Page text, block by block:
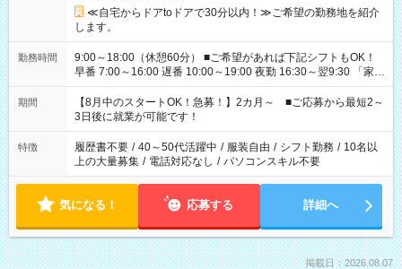
≪自宅からドアtoドアで30分以内！≫ご希望の勤務地を紹介
します。
勤務時間
9:00～18:00（休憩60分） ■ご希望があれば下記シフトもOK！
早番 7:00～16:00 遅番 10:00～19:00 夜勤 16:30～翌9:30 「家族
と休みを合わせたい」 「余裕を持って夕飯の準備がしたい」
「できれば残業はしたくない」 など、ご希望を教えてください
ね。 ※Wワーク希望の方へ 今ご覧のお仕事で希望する勤務時間
と、もう1つのお仕事の勤務時間。 合計で週40時間を超える場
合は応募できません。
期間
【8月中のスタートOK！急募！】2カ月～ ■ご応募から最短2～
3日後に就業が可能です！
特徴 履歴書不要 / 40～50代活躍中 / 服装自由 / シフト勤務 / 10名以
上の大量募集 / 電話対応なし / パソコンスキル不要
気になる！ 応募する 詳細へ
掲載日：2026.08.07